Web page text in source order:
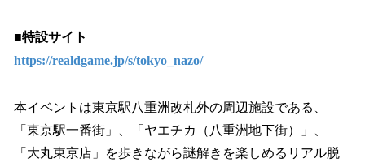
■特設サイト
https://realdgame.jp/s/tokyo_nazo/
本イベントは東京駅八重洲改札外の周辺施設である、
「東京駅一番街」、「ヤエチカ（八重洲地下街）」、
「大丸東京店」を歩きながら謎解きを楽しめるリアル脱